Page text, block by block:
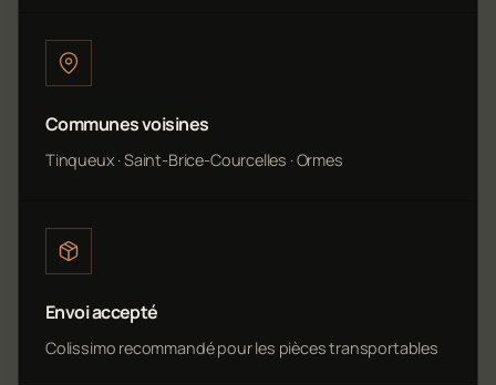
Communes voisines
Tinqueux · Saint-Brice-Courcelles · Ormes
Envoi accepté
Colissimo recommandé pour les pièces transportables